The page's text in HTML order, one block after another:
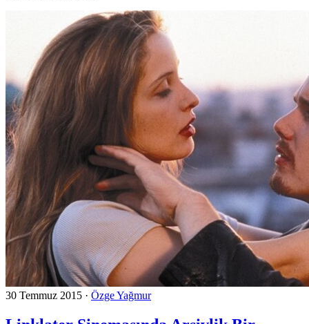
30 Temmuz 2015 · Özge Yağmur